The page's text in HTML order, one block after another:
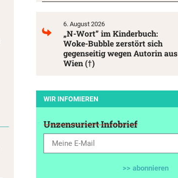
6. August 2026
„N-Wort” im Kinderbuch:
Woke-Bubble zerstört sich
gegenseitig wegen Autorin aus
Wien (†)
WIR INFOMIEREN
Unzensuriert Infobrief
>> abonnieren